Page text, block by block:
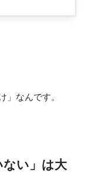
」なんです。
い」は大